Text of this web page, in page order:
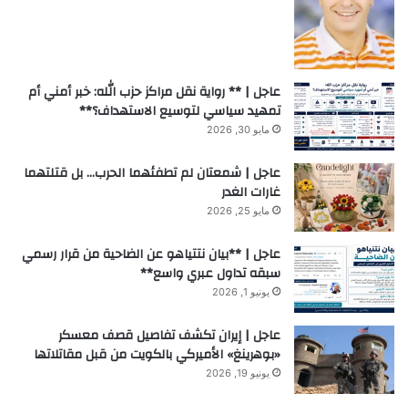
عاجل | ** رواية نقل مراكز حزب الله: خبر أمني أم
تمهيد سياسي لتوسيع الاستهداف؟**
مايو 30, 2026
عاجل | شمعتان لم تطفئهما الحرب… بل قتلتهما
غارات الغدر
مايو 25, 2026
عاجل | **بيان نتتياهو عن الضاحية من قرار رسمي
سبقه تداول عبري واسع**
يونيو 1, 2026
عاجل | إيران تكشف تفاصيل قصف معسكر
«بوهرينغ» الأميركي بالكويت من قبل مقاتلاتها
يونيو 19, 2026